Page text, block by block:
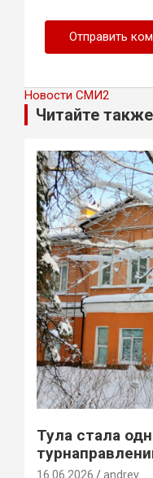
Новости СМИ2
Читайте
Тула стала
16.06.2026 andrey